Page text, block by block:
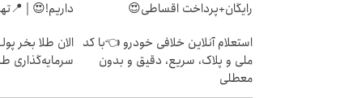
رایگان+پرداخت اقساطی😍
داریم!😍 |
استعلام آنلاین خلافی خودرو 👈با کد
ملی و پلاک، سریع، دقیق و بدون
معطلی
سرمایه‌گذاری